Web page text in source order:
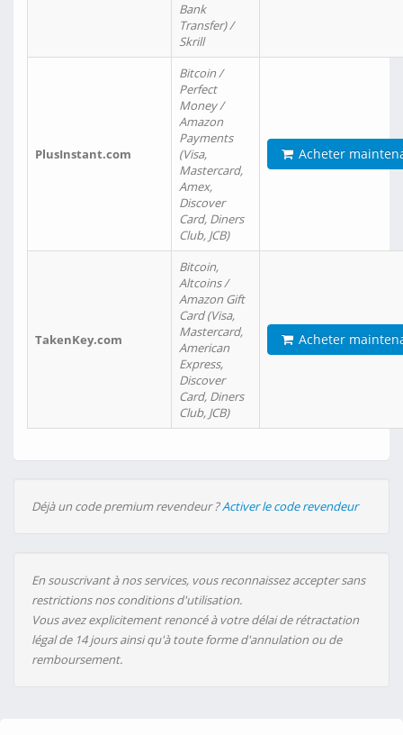
Bank
Transfer) /
Skrill
PlusInstant.com
Bitcoin /
Perfect
Money /
Amazon
Payments
(Visa,
Mastercard,
Amex,
Discover
Card, Diners
Club, JCB)
Acheter
TakenKey.com
Bitcoin,
Altcoins /
Amazon Gift
Card (Visa,
Mastercard,
American
Express,
Discover
Card, Diners
Club, JCB)
Acheter
Déjà un code premium revendeur ?Activer le code revendeur
En souscrivant à nos services, vous reconnaissez accepter sans
restrictions nos conditions d'utilisation.
Vous avez explicitement renoncé à votre délai de rétractation
légal de 14 jours ainsi qu'à toute forme d'annulation ou de
remboursement.